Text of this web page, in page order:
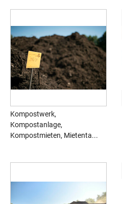
Kompostwerk,
Kompostanlage,
Kompostmieten, Mietenta...